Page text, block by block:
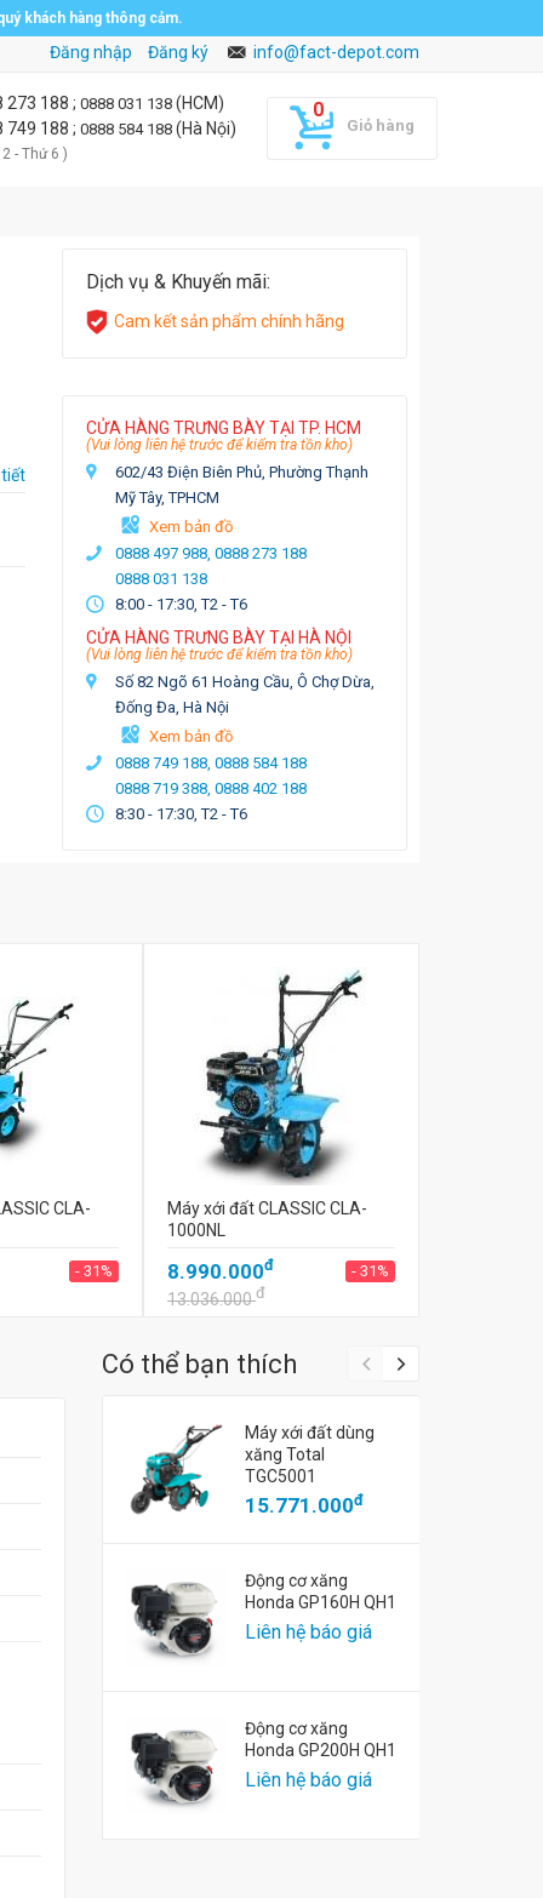
khách hàng thông cảm.
Đăng nhập Đăng ký info@fact-depot.com
Giỏ hàng
273 188 ; 0888 031 138 (HCM)
749 188 ; 0888 584 188 (Hà Nội)
- Thứ 6 )
Dịch vụ & Khuyến mãi:
Cam kết sản phẩm chính hãng
CỬA HÀNG TRƯNG BÀY TẠI TP. HCM
(Vui lòng liên hệ trước để kiểm tra tồn kho)
602/43 Điện Biên Phủ, Phường Thạnh
Mỹ Tây, TPHCM
Xem bản đồ
0888 497 988, 0888 273 188
0888 031 138
8:00 - 17:30, T2 - T6
CỬA HÀNG TRƯNG BÀY TẠI HÀ NỘI
(Vui lòng liên hệ trước để kiểm tra tồn kho)
Số 82 Ngõ 61 Hoàng Cầu, Ô Chợ Dừa,
Đống Đa, Hà Nội
Xem bản đồ
0888 749 188, 0888 584 188
0888 719 388, 0888 402 188
8:30 - 17:30, T2 - T6
CLA-
- 31%
Máy xới đất CLASSIC CLA-
1000NL
8.990.000đ - 31%
13.036.000đ
Có thể bạn thích
Máy xới đất dùng
xăng Total
TGC5001
15.771.000đ
Động cơ xăng
Honda GP160H QH1
Liên hệ báo giá
Động cơ xăng
Honda GP200H QH1
Liên hệ báo giá